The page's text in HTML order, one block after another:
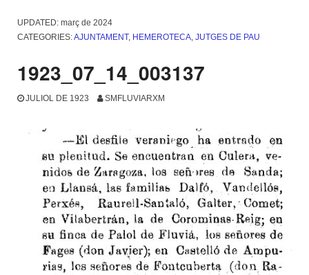
UPDATED: març de 2024
CATEGORIES:AJUNTAMENT, HEMEROTECA JUTGES DE PAU
1923_07_14_003137
JULIOL DE 1923 SMFLUVIARXM